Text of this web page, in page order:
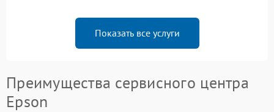
Показать все услуги
Преимущества сервисного центра
Epson